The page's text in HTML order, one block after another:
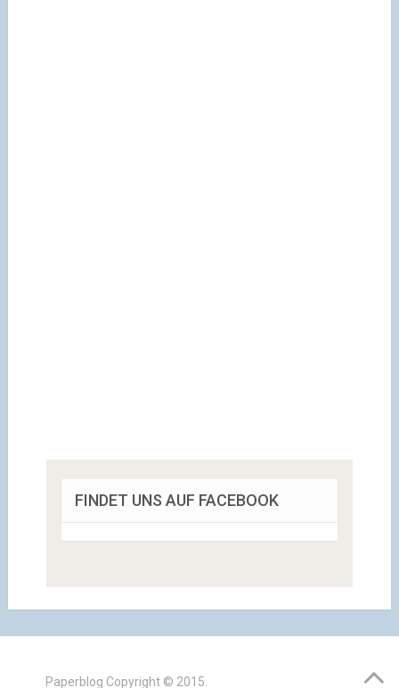
FINDET UNS AUF FACEBOOK
Paperblog Copyright © 2015.